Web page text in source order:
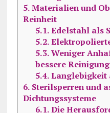
5.Materialien und
Reinheit
5.1.Edelstahl als
5.2.
5.3.Weniger
bessere Reinigung
5.4.Langlebigkeit
6.Sterilsperren und
Dichtungssysteme
6.1.Die